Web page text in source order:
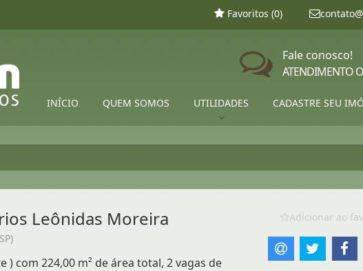
Favoritos (0)
INÍCIO QUEM SOMOS UTILIDADES CADASTRE SEU
Fale conosco!
ATENDIMENTO
Leônidas Moreira
) com 224,00 m² de área total, 2 vagas de
Adicionar ao